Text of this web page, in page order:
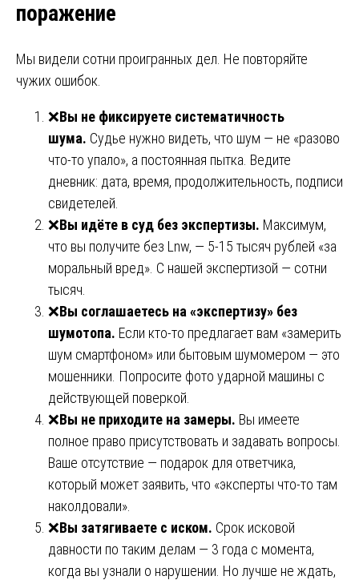
поражение
Мы видели сотни проигранных дел. Не повторяйте
чужих ошибок.
❌Вы не фиксируете систематичность
шума. Судье нужно видеть, что шум — не «разово
что-то упало», а постоянная пытка. Ведите
дневник: дата, время, продолжительность, подписи
свидетелей.
❌Вы идёте в суд без экспертизы. Максимум,
что вы получите без Lnw, — 5-15 тысяч рублей «за
моральный вред». С нашей экспертизой — сотни
тысяч.
❌Вы соглашаетесь на «экспертизу» без
шумотопа. Если кто-то предлагает вам «замерить
шум смартфоном» или бытовым шумомером — это
мошенники. Попросите фото ударной машины с
действующей поверкой.
❌Вы не приходите на замеры. Вы имеете
полное право присутствовать и задавать вопросы.
Ваше отсутствие — подарок для ответчика,
который может заявить, что «эксперты что-то там
наколдовали».
❌Вы затягиваете с иском. Срок исковой
давности по таким делам — 3 года с момента,
когда вы узнали о нарушении. Но лучше не ждать,